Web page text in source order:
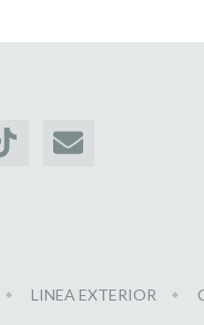
LINEA EXTERIOR